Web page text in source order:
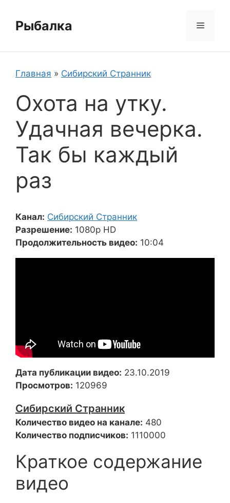
содержимому
Рыбалка Меню
Главная » Сибирский Странник
Охота на утку.
Удачная вечерка.
Так бы каждый
раз
Канал: Сибирский Странник
Разрешение: 1080p HD
Продолжительность видео: 10:04
Дата публикации видео: 23.10.2019
Просмотров: 120969
Сибирский Странник
Количество видео на канале: 480
Количество подписчиков: 1110000
Краткое содержание
видео